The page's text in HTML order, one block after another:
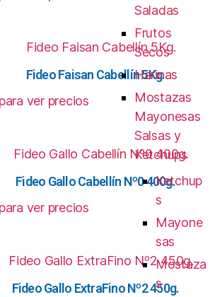
Fideo Faisan Cabellín 5Kg.
ver precios
Fideo Gallo Cabellín Nº0 400g.
ver precios
Fideo Gallo ExtraFino Nº2 450g.
Saladas
Frutos
Secos
Harinas
Mostazas
Mayonesas
Salsas y
Ketchups
Ketchup
s
Mayone
sas
Mostaza
s